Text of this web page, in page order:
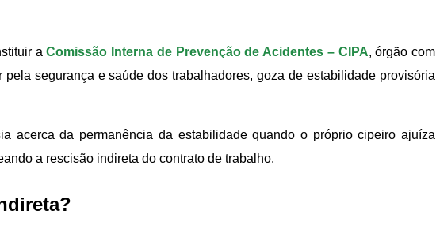
aComissão Interna de Prevenção de Acidentes – CIPA, órgão com
segurança e saúde dos trabalhadores, goza de estabilidade provisória
acerca da permanência da estabilidade quando o próprio cipeiro ajuíza
a rescisão indireta do contrato de trabalho.